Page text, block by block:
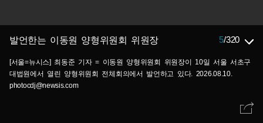
발언한는 이동원 양형위원회 위원장 5/320
[서울=뉴시스] 최동준 기자 = 이동원 양형위원회 위원장이 10일 서울 서초구
대법원에서 열린 양형위원회 전체회의에서 발언하고 있다. 2026.08.10.
photocdj@newsis.com